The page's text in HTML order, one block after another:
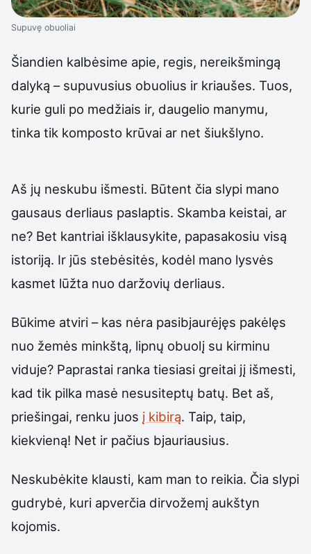
Supuvę obuoliai
Šiandien kalbėsime apie, regis, nereikšmingą
dalyką – supuvusius obuolius ir kriaušes. Tuos,
kurie guli po medžiais ir, daugelio manymu,
tinka tik komposto krūvai ar net šiukšlyno.
Aš jų neskubu išmesti. Būtent čia slypi mano
gausaus derliaus paslaptis. Skamba keistai, ar
ne? Bet kantriai išklausykite, papasakosiu visą
istoriją. Ir jūs stebėsitės, kodėl mano lysvės
kasmet lūžta nuo daržovių derliaus.
Būkime atviri – kas nėra pasibjaurėjęs pakėlęs
nuo žemės minkštą, lipnų obuolį su kirminu
viduje? Paprastai ranka tiesiasi greitai jį išmesti,
kad tik pilka masė nesusiteptų batų. Bet aš,
priešingai, renku juos į kibirą. Taip, taip,
kiekvieną! Net ir pačius bjauriausius.
Neskubėkite klausti, kam man to reikia. Čia slypi
gudrybė, kuri apverčia dirvožemį aukštyn
kojomis.